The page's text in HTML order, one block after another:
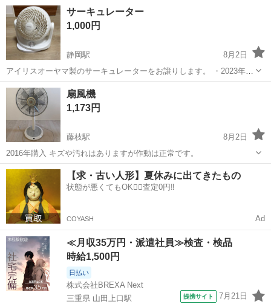
静岡 浜松市 季節、空調家電
サーキュレーター
1,000円
静岡駅
8月2日
アイリスオーヤマ製のサーキュレーターをお譲りします。 ・2023年製
・動作確認済み ・使用に伴う多少の汚れはありますが、問題なく使用
できます ・不要になったため出品します 中古品のため、状態をご理解
いただける方のみお...
静岡 静岡市 静岡駅
扇風機
1,173円
藤枝駅
8月2日
2016年購入 キズや汚れはありますが作動は正常です。
静岡 藤枝市 藤枝駅 季節、空調家電
【求・古い人形】夏休みに出てきたもの
状態が悪くてもOK🙆‍♀️査定0円‼️
COYASH Ad
≪月収35万円・派遣社員≫検査・検品
時給1,500円
日払い
株式会社BREXA Next
三重県 山田上口駅
提携サイト 7月21日